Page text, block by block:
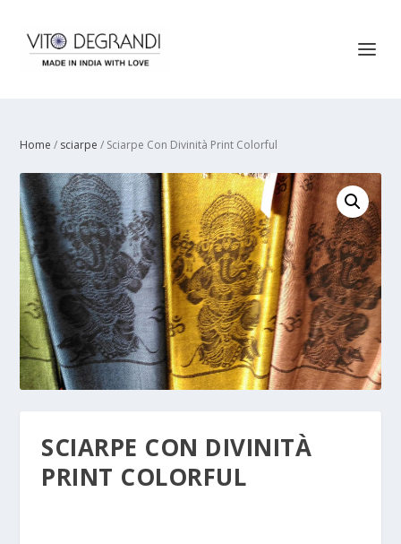
Home / sciarpe / Sciarpe Con Divinità Print Colorful
SCIARPE CON DIVINITÀ
PRINT COLORFUL